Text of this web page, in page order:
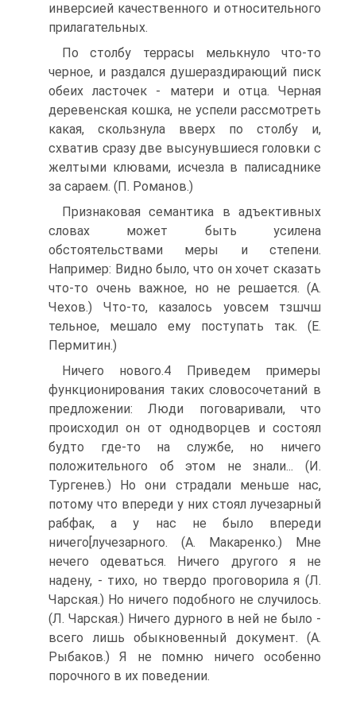
инверсией качественного и относительного
прилагательных.
По столбу террасы мелькнуло что-то
черное, и раздался душераздирающий писк
обеих ласточек - матери и отца. Черная
деревенская кошка, не успели рассмотреть
какая, скользнула вверх по столбу и,
схватив сразу две высунувшиеся головки с
желтыми клювами, исчезла в палисаднике
за сараем. (П. Романов.)
Признаковая семантика в адъективных
словах может быть усилена
обстоятельствами меры и степени.
Например: Видно было, что он хочет сказать
что-то очень важное, но не решается. (А.
Чехов.) Что-то, казалось уовсем тзшчш
тельное, мешало ему поступать так. (Е.
Пермитин.)
Ничего нового.4 Приведем примеры
функционирования таких словосочетаний в
предложении: Люди поговаривали, что
происходил он от однодворцев и состоял
будто где-то на службе, но ничего
положительного об этом не знали... (И.
Тургенев.) Но они страдали меньше нас,
потому что впереди у них стоял лучезарный
рабфак, а у нас не было впереди
ничего[лучезарного. (А. Макаренко.) Мне
нечего одеваться. Ничего другого я не
надену, - тихо, но твердо проговорила я (Л.
Чарская.) Но ничего подобного не случилось.
(Л. Чарская.) Ничего дурного в ней не было -
всего лишь обыкновенный документ. (А.
Рыбаков.) Я не помню ничего особенно
порочного в их поведении.